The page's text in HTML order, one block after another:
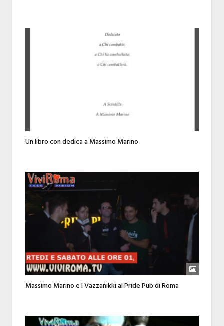
Un libro con dedica a Massimo Marino
Massimo Marino e I Vazzanikki al Pride Pub di Roma